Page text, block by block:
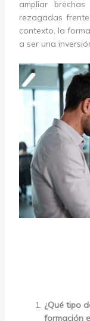
ampliar
rezagadas
contexto, la
a ser una
¿Qué tipo
formación